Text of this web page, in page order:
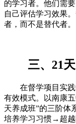
的学习者。他们需
自己评估学习效果
者，而不是替代者。
三、21
在督学项目实
有效模式。以南康
天养成班”的三阶
培养学习习惯→超